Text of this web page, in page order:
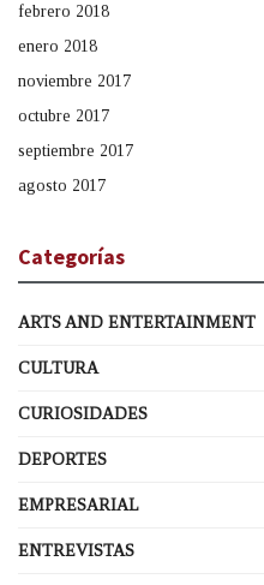
febrero 2018
enero 2018
noviembre 2017
octubre 2017
septiembre 2017
agosto 2017
Categorías
ARTS AND ENTERTAINMENT
CULTURA
CURIOSIDADES
DEPORTES
EMPRESARIAL
ENTREVISTAS